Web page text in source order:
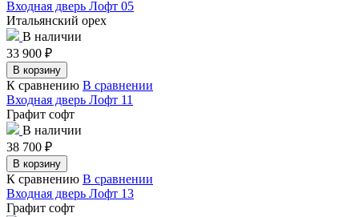
Входная дверь Лофт 05
Итальянский орех
В наличии
33 900 ₽
В корзину
К сравнению В сравнении
Входная дверь Лофт 11
Графит софт
В наличии
38 700 ₽
В корзину
К сравнению В сравнении
Входная дверь Лофт 13
Графит софт